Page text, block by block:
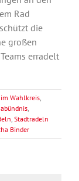
Rad
die
großen
erradelt
Wahlkreis
Stadtradeln
Binder